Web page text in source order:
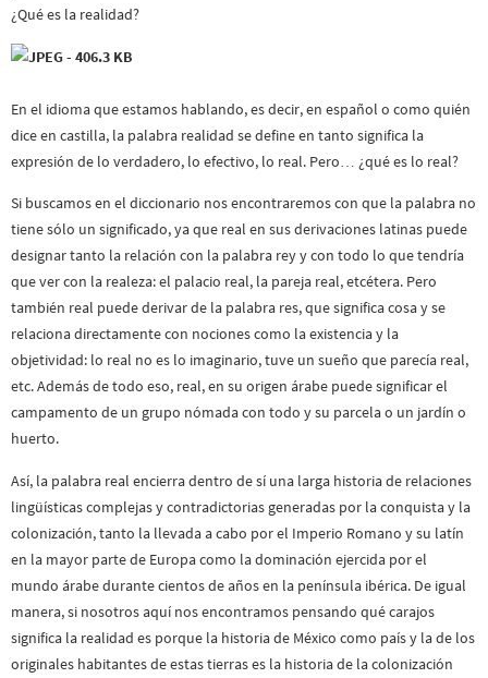
¿Qué es la realidad?
En el idioma que estamos hablando, es decir, en español o como quién
dice en castilla, la palabra realidad se define en tanto significa la
expresión de lo verdadero, lo efectivo, lo real. Pero… ¿qué es lo real?
Si buscamos en el diccionario nos encontraremos con que la palabra no
tiene sólo un significado, ya que real en sus derivaciones latinas puede
designar tanto la relación con la palabra rey y con todo lo que tendría
que ver con la realeza: el palacio real, la pareja real, etcétera. Pero
también real puede derivar de la palabra res, que significa cosa y se
relaciona directamente con nociones como la existencia y la
objetividad: lo real no es lo imaginario, tuve un sueño que parecía real,
etc. Además de todo eso, real, en su origen árabe puede significar el
campamento de un grupo nómada con todo y su parcela o un jardín o
huerto.
Así, la palabra real encierra dentro de sí una larga historia de relaciones
lingüísticas complejas y contradictorias generadas por la conquista y la
colonización, tanto la llevada a cabo por el Imperio Romano y su latín
en la mayor parte de Europa como la dominación ejercida por el
mundo árabe durante cientos de años en la península ibérica. De igual
manera, si nosotros aquí nos encontramos pensando qué carajos
significa la realidad es porque la historia de México como país y la de los
originales habitantes de estas tierras es la historia de la colonización